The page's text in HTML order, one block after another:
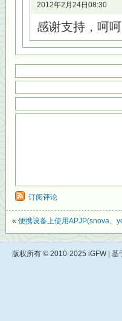
2012年2月24日08:30
感谢支持，呵
订阅评论
« 便携设备上使用APJP(snova、
版权所有 © 2010-2025 iGFW | 基